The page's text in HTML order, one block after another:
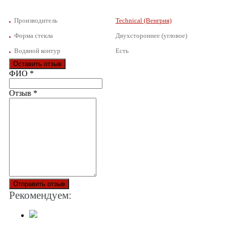
Производитель
Technical (Венгрия)
Форма стекла
Двухстороннее (угловое)
Водяной контур
Есть
Оставить отзыв
Ваш отзыв был отправлен!
ФИО *
Отзыв *
Отправить отзыв
Рекомендуем: